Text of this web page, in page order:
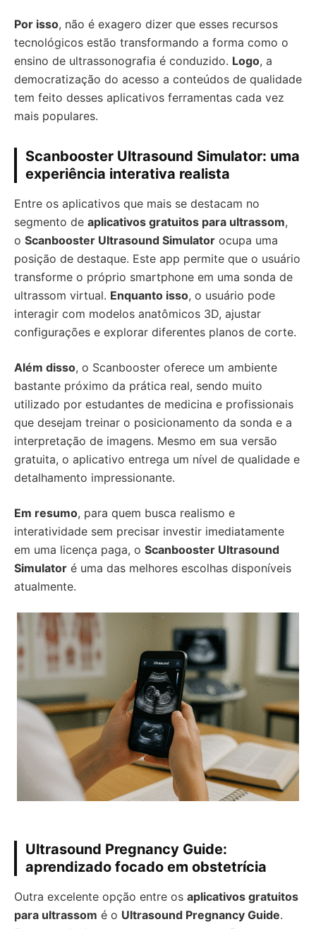
Por isso, não é exagero dizer que esses recursos
tecnológicos estão transformando a forma como o
ensino de ultrassonografia é conduzido. Logo, a
democratização do acesso a conteúdos de qualidade
tem feito desses aplicativos ferramentas cada vez
mais populares.
Scanbooster Ultrasound Simulator: uma
experiência interativa realista
Entre os aplicativos que mais se destacam no
segmento de aplicativos gratuitos para ultrassom,
o Scanbooster Ultrasound Simulator ocupa uma
posição de destaque. Este app permite que o usuário
transforme o próprio smartphone em uma sonda de
ultrassom virtual. Enquanto isso, o usuário pode
interagir com modelos anatômicos 3D, ajustar
configurações e explorar diferentes planos de corte.
Além disso, o Scanbooster oferece um ambiente
bastante próximo da prática real, sendo muito
utilizado por estudantes de medicina e profissionais
que desejam treinar o posicionamento da sonda e a
interpretação de imagens. Mesmo em sua versão
gratuita, o aplicativo entrega um nível de qualidade e
detalhamento impressionante.
Em resumo, para quem busca realismo e
interatividade sem precisar investir imediatamente
em uma licença paga, o Scanbooster Ultrasound
Simulator é uma das melhores escolhas disponíveis
atualmente.
Ultrasound Pregnancy Guide:
aprendizado focado em obstetrícia
Outra excelente opção entre os aplicativos gratuitos
para ultrassom é o Ultrasound Pregnancy Guide.